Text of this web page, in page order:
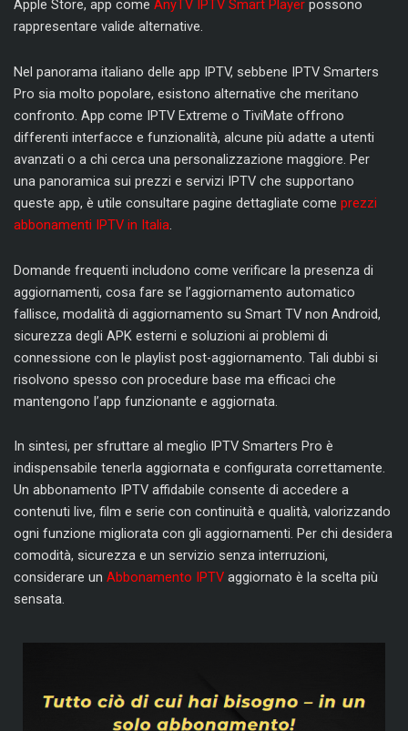
Apple Store, app come AnyTV IPTV Smart Player possono
rappresentare valide alternative.
Nel panorama italiano delle app IPTV, sebbene IPTV Smarters
Pro sia molto popolare, esistono alternative che meritano
confronto. App come IPTV Extreme o TiviMate offrono
differenti interfacce e funzionalità, alcune più adatte a utenti
avanzati o a chi cerca una personalizzazione maggiore. Per
una panoramica sui prezzi e servizi IPTV che supportano
queste app, è utile consultare pagine dettagliate come prezzi
abbonamenti IPTV in Italia.
Domande frequenti includono come verificare la presenza di
aggiornamenti, cosa fare se l’aggiornamento automatico
fallisce, modalità di aggiornamento su Smart TV non Android,
sicurezza degli APK esterni e soluzioni ai problemi di
connessione con le playlist post-aggiornamento. Tali dubbi si
risolvono spesso con procedure base ma efficaci che
mantengono l’app funzionante e aggiornata.
In sintesi, per sfruttare al meglio IPTV Smarters Pro è
indispensabile tenerla aggiornata e configurata correttamente.
Un abbonamento IPTV affidabile consente di accedere a
contenuti live, film e serie con continuità e qualità, valorizzando
ogni funzione migliorata con gli aggiornamenti. Per chi desidera
comodità, sicurezza e un servizio senza interruzioni,
considerare un Abbonamento IPTV aggiornato è la scelta più
sensata.